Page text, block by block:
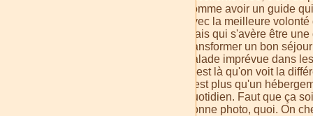
comme avoir un guide
avec la meilleure
mais qui s'avère être
transformer un bon
balade imprévue dans
C'est là qu'on voit la
c'est plus qu'un
quotidien. Faut que ça
bonne photo, quoi. On